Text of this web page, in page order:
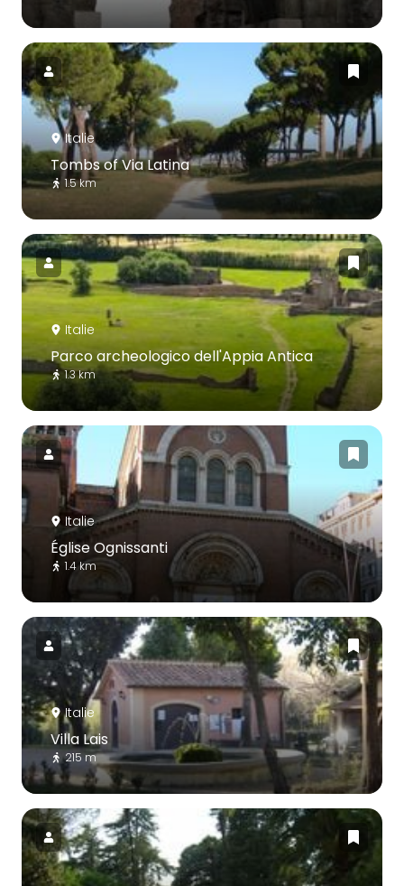
Italie
Tombs of Via Latina
1.5 km
Italie
Parco archeologico dell'Appia Antica
1.3 km
Italie
Église Ognissanti
1.4 km
Italie
Villa Lais
215 m